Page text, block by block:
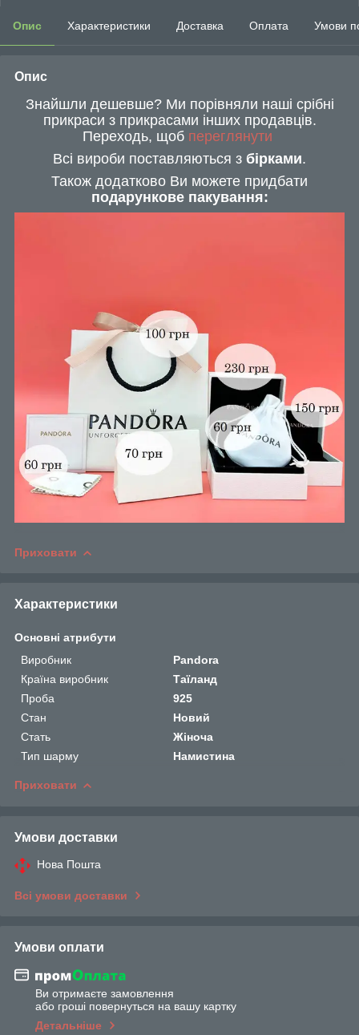
Опис Характеристики Доставка Оплата Умови
Опис
Знайшли дешевше? Ми порівняли наші срібні
прикраси з прикрасами інших продавців.
Переходь, щоб переглянути
Всі вироби поставляються з бірками.
Також додатково Ви можете придбати
подарункове пакування:
Приховати
Характеристики
Основні атрибути
Виробник
Pandora
Країна виробник
Таїланд
Проба
925
Стан
Новий
Стать
Жіноча
Тип шарму
Намистина
Приховати
Умови доставки
Нова Пошта
Всі умови доставки
Умови оплати
Ви отримаєте замовлення
або гроші повернуться на вашу картку
Детальніше